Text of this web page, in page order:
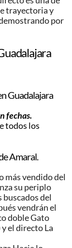
trayectoria y
por
Guadalajara
fechas.
todos los
Amaral.
más vendido del
su periplo
del
vendrán el
doble Gato
el directo La